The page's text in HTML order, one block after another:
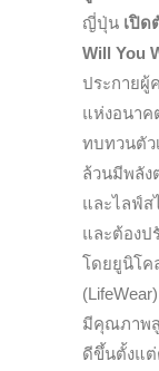
ญี่ปุ่น เปิด
Will You
ประกายผู้
แห่งอนาค
ทบทวนตัว
ล้วนมีพลัง
และไลฟ์ส
และต้องป
โดยยูนิโค
มีคุณภาพ
ดีขึ้นตั้งแต่